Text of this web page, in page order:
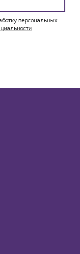
персональных